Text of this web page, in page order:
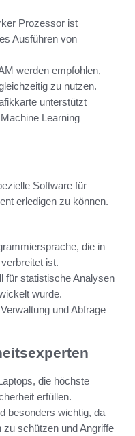
Prozessor ist
Ausführen von
werden empfohlen,
zu nutzen.
unterstützt
Learning
Software für
erledigen zu können.
die in
ist.
für statistische Analysen
wurde.
und Abfrage
die höchste
erfüllen.
besonders wichtig, da
schützen und Angriffe